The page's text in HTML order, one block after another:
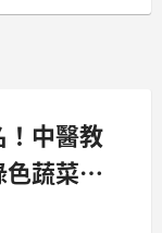
！中醫教
蔬菜要